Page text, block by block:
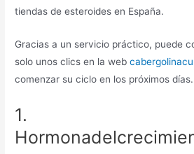
tiendas de esteroides en España.
Gracias a un servicio práctico, puede
solo unos clics en la web
comenzar su ciclo en los próximos días.
1.